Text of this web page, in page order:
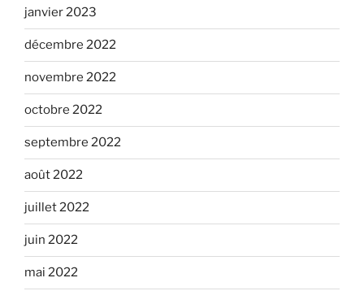
janvier 2023
décembre 2022
novembre 2022
octobre 2022
septembre 2022
août 2022
juillet 2022
juin 2022
mai 2022